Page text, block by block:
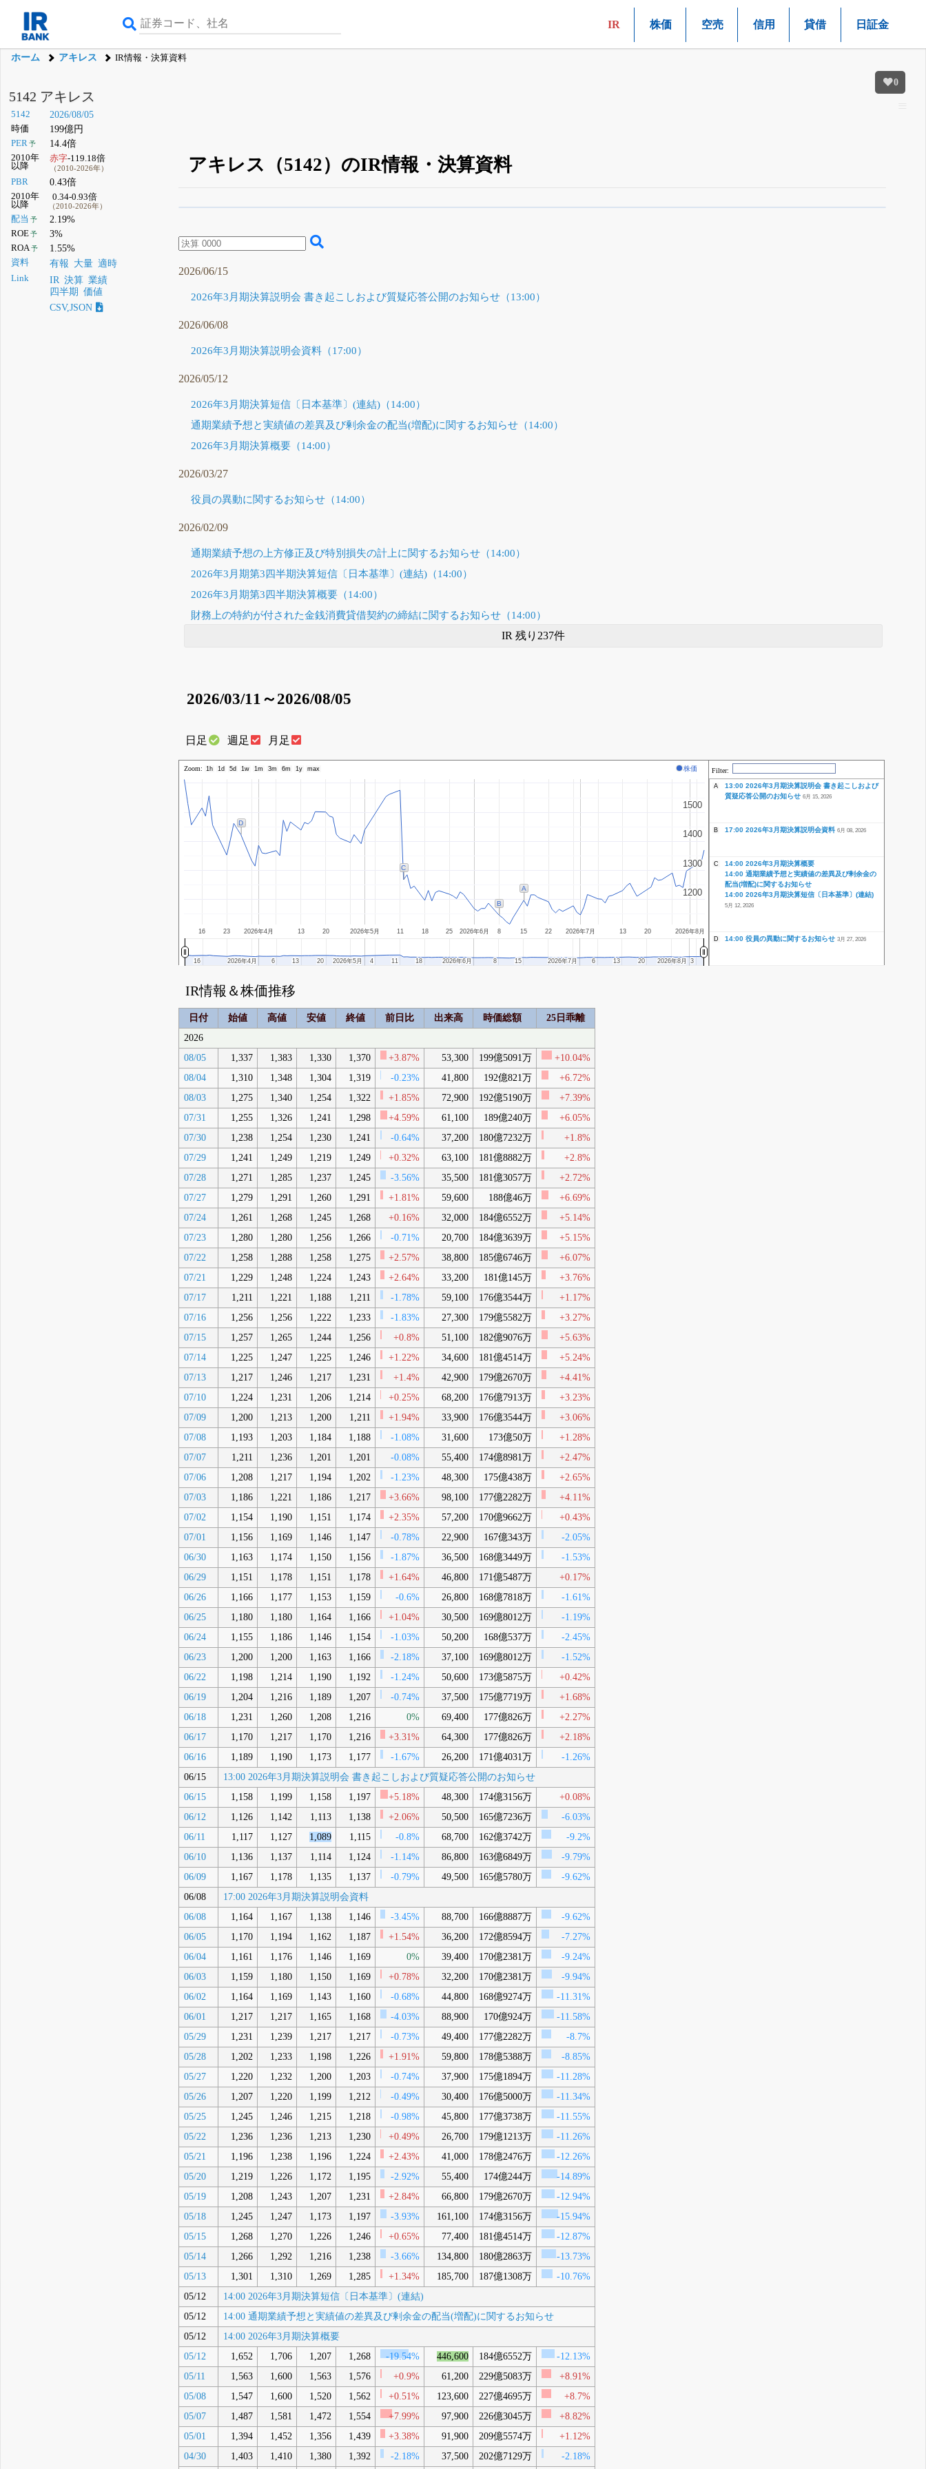
IR 株価 空売 信用 貸借 日証金
ホーム アキレス IR情報・決算資料
0
5142 アキレス
5142 2026/08/05
時価 199億円
PER予 14.4倍
2010年
以降
赤字-119.18倍
（2010-2026年）
PBR 0.43倍
2010年
以降
0.34-0.93倍
（2010-2026年）
配当 予 2.19%
ROE予 3%
ROA 予 1.55%
資料 有報 大量 適時
Link IR 決算 業績
四半期 価値
CSV,JSON
アキレス（5142）のIR情報・決算資料
無料でβ版をはじめる
2026/06/15
2026年3月期決算説明会 書き起こしおよび質疑応答公開のお知らせ（13:00）
2026/06/08
2026年3月期決算説明会資料（17:00）
2026/05/12
2026年3月期決算短信〔日本基準〕(連結)（14:00）
通期業績予想と実績値の差異及び剰余金の配当(増配)に関するお知らせ（14:00）
2026年3月期決算概要（14:00）
2026/03/27
役員の異動に関するお知らせ（14:00）
2026/02/09
通期業績予想の上方修正及び特別損失の計上に関するお知らせ（14:00）
2026年3月期第3四半期決算短信〔日本基準〕(連結)（14:00）
2026年3月期第3四半期決算概要（14:00）
財務上の特約が付された金銭消費貸借契約の締結に関するお知らせ（14:00）
IR 残り237件
2026/03/11～2026/08/05
日足 週足 月足
Zoom: 1h 1d 5d 1w 1m 3m 6m 1y max 株価
2026年4月 2026年5月 2026年6月 2026年7月 2026年8月
16 23 13 20 11 18 25 8 15 22 13 20
1200
1200
1300
1300
1400
1400
1500
1500
D
C
B
A
2026年4月
2026年4月 2026年5月
2026年5月 2026年6月
2026年6月 2026年7月
2026年7月 2026年8月
2026年8月
16
16 6
6 13
13 20
20 4
4 11
11 18
18 8
8 15
15 6
6 13
13 20
20 3
3
Filter:
A
13:00 2026年3月期決算説明会 書き起こしおよび
質疑応答公開のお知らせ 6月 15, 2026
B 17:00 2026年3月期決算説明会資料 6月 08, 2026
C
14:00 2026年3月期決算概要
14:00 通期業績予想と実績値の差異及び剰余金の
配当(増配)に関するお知らせ
14:00 2026年3月期決算短信〔日本基準〕(連結)
5月 12, 2026
D 14:00 役員の異動に関するお知らせ 3月 27, 2026
IR情報＆株価推移
日付 始値 高値 安値 終値 前日比 出来高 時価総額
25日乖離
2026
08/05
1,337 1,383 1,330 1,370 +3.87% 53,300 199億5091万
+10.04%
08/04
1,310 1,348 1,304 1,319 -0.23% 41,800 192億821万
+6.72%
08/03
1,275 1,340 1,254 1,322 +1.85% 72,900 192億5190万
+7.39%
07/31
1,255 1,326 1,241 1,298 +4.59% 61,100 189億240万
+6.05%
07/30
1,238 1,254 1,230 1,241 -0.64% 37,200 180億7232万
+1.8%
07/29
1,241 1,249 1,219 1,249 +0.32% 63,100 181億8882万
+2.8%
07/28
1,271 1,285 1,237 1,245 -3.56% 35,500 181億3057万
+2.72%
07/27
1,279 1,291 1,260 1,291 +1.81% 59,600 188億46万
+6.69%
07/24
1,261 1,268 1,245 1,268 +0.16% 32,000 184億6552万
+5.14%
07/23
1,280 1,280 1,256 1,266 -0.71% 20,700 184億3639万
+5.15%
07/22
1,258 1,288 1,258 1,275 +2.57% 38,800 185億6746万
+6.07%
07/21
1,229 1,248 1,224 1,243 +2.64% 33,200 181億145万
+3.76%
07/17
1,211 1,221 1,188 1,211 -1.78% 59,100 176億3544万
+1.17%
07/16
1,256 1,256 1,222 1,233 -1.83% 27,300 179億5582万
+3.27%
07/15
1,257 1,265 1,244 1,256 +0.8% 51,100 182億9076万
+5.63%
07/14
1,225 1,247 1,225 1,246 +1.22% 34,600 181億4514万
+5.24%
07/13
1,217 1,246 1,217 1,231 +1.4% 42,900 179億2670万
+4.41%
07/10
1,224 1,231 1,206 1,214 +0.25% 68,200 176億7913万
+3.23%
07/09
1,200 1,213 1,200 1,211 +1.94% 33,900 176億3544万
+3.06%
07/08
1,193 1,203 1,184 1,188 -1.08% 31,600 173億50万
+1.28%
07/07
1,211 1,236 1,201 1,201 -0.08% 55,400 174億8981万
+2.47%
07/06
1,208 1,217 1,194 1,202 -1.23% 48,300 175億438万
+2.65%
07/03
1,186 1,221 1,186 1,217 +3.66% 98,100 177億2282万
+4.11%
07/02
1,154 1,190 1,151 1,174 +2.35% 57,200 170億9662万
+0.43%
07/01
1,156 1,169 1,146 1,147 -0.78% 22,900 167億343万
-2.05%
06/30
1,163 1,174 1,150 1,156 -1.87% 36,500 168億3449万
-1.53%
06/29
1,151 1,178 1,151 1,178 +1.64% 46,800 171億5487万
+0.17%
06/26
1,166 1,177 1,153 1,159 -0.6% 26,800 168億7818万
-1.61%
06/25
1,180 1,180 1,164 1,166 +1.04% 30,500 169億8012万
-1.19%
06/24
1,155 1,186 1,146 1,154 -1.03% 50,200 168億537万
-2.45%
06/23
1,200 1,200 1,163 1,166 -2.18% 37,100 169億8012万
-1.52%
06/22
1,198 1,214 1,190 1,192 -1.24% 50,600 173億5875万
+0.42%
06/19
1,204 1,216 1,189 1,207 -0.74% 37,500 175億7719万
+1.68%
06/18
1,231 1,260 1,208 1,216 0% 69,400 177億826万
+2.27%
06/17
1,170 1,217 1,170 1,216 +3.31% 64,300 177億826万
+2.18%
06/16
1,189 1,190 1,173 1,177 -1.67% 26,200 171億4031万
-1.26%
06/15
13:00 2026年3月期決算説明会 書き起こしおよび質疑応答公開のお知らせ
06/15
1,158 1,199 1,158 1,197 +5.18% 48,300 174億3156万
+0.08%
06/12
1,126 1,142 1,113 1,138 +2.06% 50,500 165億7236万
-6.03%
06/11
1,117 1,127 1,089 1,115 -0.8% 68,700 162億3742万
-9.2%
06/10
1,136 1,137 1,114 1,124 -1.14% 86,800 163億6849万
-9.79%
06/09
1,167 1,178 1,135 1,137 -0.79% 49,500 165億5780万
-9.62%
06/08
17:00 2026年3月期決算説明会資料
06/08
1,164 1,167 1,138 1,146 -3.45% 88,700 166億8887万
-9.62%
06/05
1,170 1,194 1,162 1,187 +1.54% 36,200 172億8594万
-7.27%
06/04
1,161 1,176 1,146 1,169 0% 39,400 170億2381万
-9.24%
06/03
1,159 1,180 1,150 1,169 +0.78% 32,200 170億2381万
-9.94%
06/02
1,164 1,169 1,143 1,160 -0.68% 44,800 168億9274万
-11.31%
06/01
1,217 1,217 1,165 1,168 -4.03% 88,900 170億924万
-11.58%
05/29
1,231 1,239 1,217 1,217 -0.73% 49,400 177億2282万
-8.7%
05/28
1,202 1,233 1,198 1,226 +1.91% 59,800 178億5388万
-8.85%
05/27
1,220 1,232 1,200 1,203 -0.74% 37,900 175億1894万
-11.28%
05/26
1,207 1,220 1,199 1,212 -0.49% 30,400 176億5000万
-11.34%
05/25
1,245 1,246 1,215 1,218 -0.98% 45,800 177億3738万
-11.55%
05/22
1,236 1,236 1,213 1,230 +0.49% 26,700 179億1213万
-11.26%
05/21
1,196 1,238 1,196 1,224 +2.43% 41,000 178億2476万
-12.26%
05/20
1,219 1,226 1,172 1,195 -2.92% 55,400 174億244万
-14.89%
05/19
1,208 1,243 1,207 1,231 +2.84% 66,800 179億2670万
-12.94%
05/18
1,245 1,247 1,173 1,197 -3.93% 161,100 174億3156万
-15.94%
05/15
1,268 1,270 1,226 1,246 +0.65% 77,400 181億4514万
-12.87%
05/14
1,266 1,292 1,216 1,238 -3.66% 134,800 180億2863万
-13.73%
05/13
1,301 1,310 1,269 1,285 +1.34% 185,700 187億1308万
-10.76%
05/12
14:00 2026年3月期決算短信〔日本基準〕(連結)
05/12
14:00 通期業績予想と実績値の差異及び剰余金の配当(増配)に関するお知らせ
05/12
14:00 2026年3月期決算概要
05/12
1,652 1,706 1,207 1,268 -19.54% 446,600 184億6552万
-12.13%
05/11
1,563 1,600 1,563 1,576 +0.9% 61,200 229億5083万
+8.91%
05/08
1,547 1,600 1,520 1,562 +0.51% 123,600 227億4695万
+8.7%
05/07
1,487 1,581 1,472 1,554 +7.99% 97,900 226億3045万
+8.82%
05/01
1,394 1,452 1,356 1,439 +3.38% 91,900 209億5574万
+1.12%
04/30
1,403 1,410 1,380 1,392 -2.18% 37,500 202億7129万 -2.18%